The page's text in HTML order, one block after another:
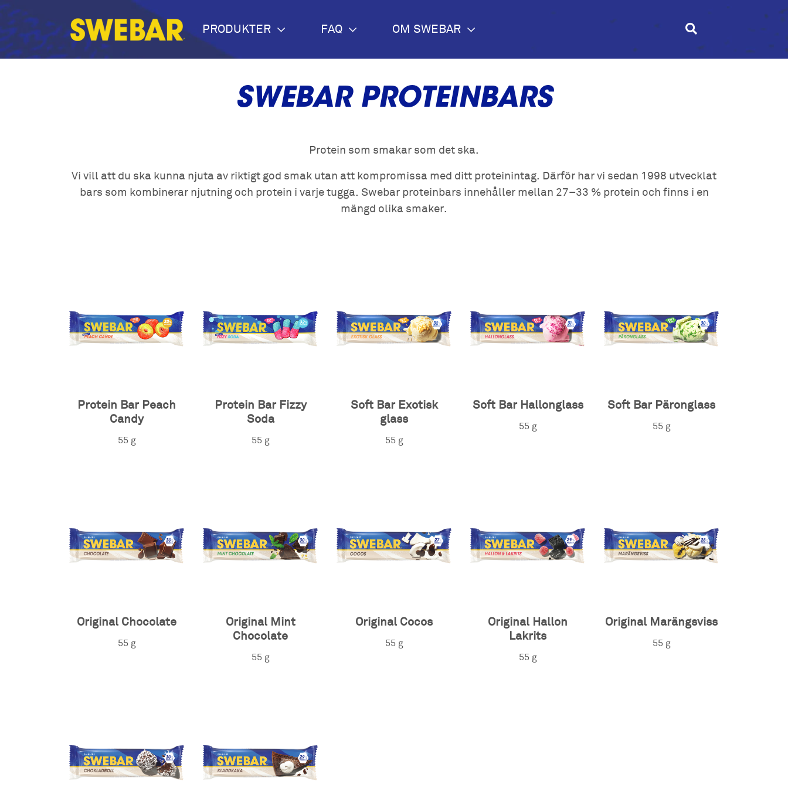
PRODUKTER FAQ OM SWEBAR
SWEBAR PROTEINBARS
Protein som smakar som det ska.
Vi vill att du ska kunna njuta av riktigt god smak utan att kompromissa med ditt proteinintag. Därför har vi sedan 1998 utvecklat
bars som kombinerar njutning och protein i varje tugga. Swebar proteinbars innehåller mellan 27–33 % protein och finns i en
mängd olika smaker.
Protein Bar Peach
Candy
55 g
Protein Bar Fizzy
Soda
55 g
Soft Bar Exotisk
glass
55 g
Soft Bar Hallonglass
55 g
Soft Bar Päronglass
55 g
Original Chocolate
55 g
Original Mint
Chocolate
55 g
Original Cocos
55 g
Original Hallon
Lakrits
55 g
Original Marängsviss
55 g